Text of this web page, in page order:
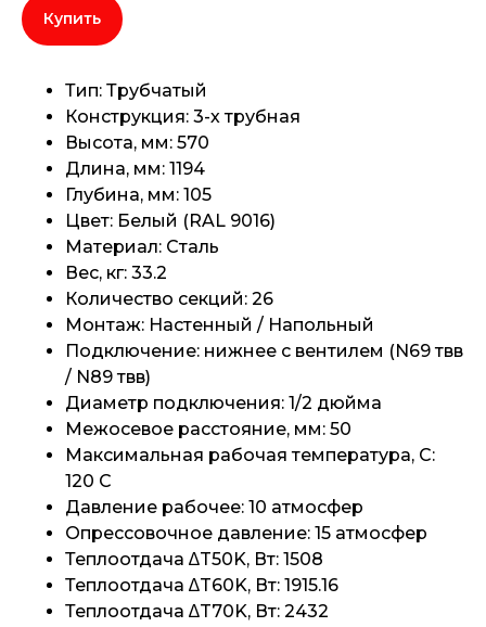
Купить
Тип: Трубчатый
Конструкция: 3-х трубная
Высота, мм: 570
Длина, мм: 1194
Глубина, мм: 105
Цвет: Белый (RAL 9016)
Материал: Сталь
Вес, кг: 33.2
Количество секций: 26
Монтаж: Настенный / Напольный
Подключение: нижнее с вентилем (N69 твв
/ N89 твв)
Диаметр подключения: 1/2 дюйма
Межосевое расстояние, мм: 50
Максимальная рабочая температура, C:
120 C
Давление рабочее: 10 атмосфер
Опрессовочное давление: 15 атмосфер
Теплоотдача ∆T50K, Вт: 1508
Теплоотдача ∆T60K, Вт: 1915.16
Теплоотдача ∆T70K, Вт: 2432